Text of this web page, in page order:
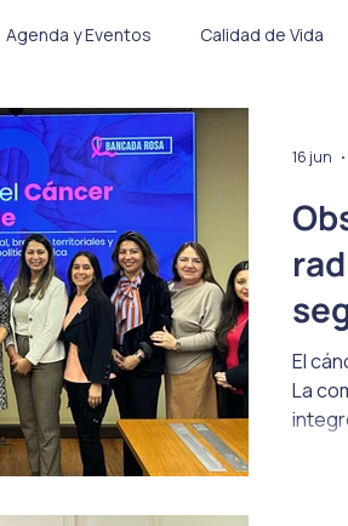
Agenda y Eventos Calidad de Vida
Congresos Efemérides
El
La
16 jun